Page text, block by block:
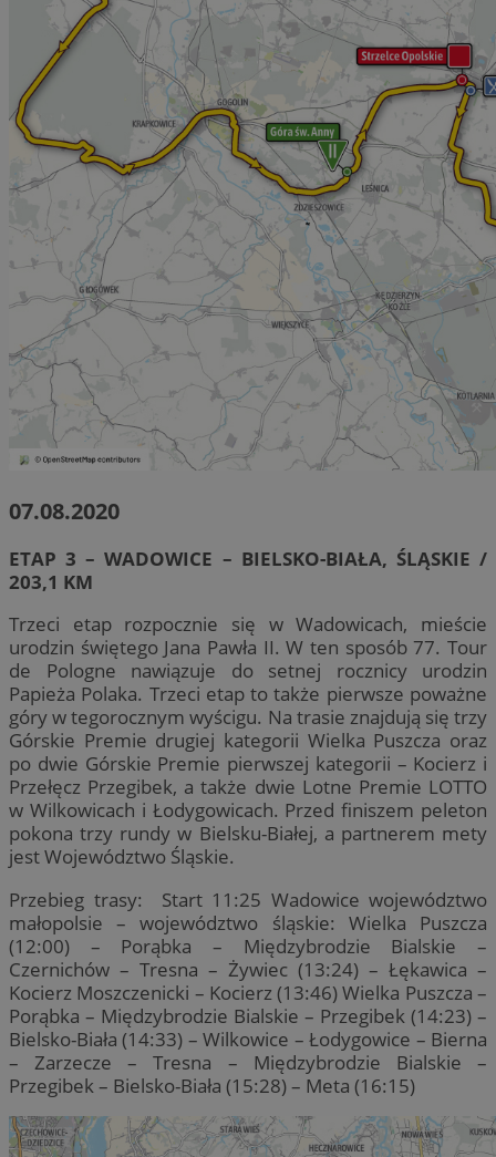
07.08.2020
ETAP 3 – WADOWICE – BIELSKO-BIAŁA, ŚLĄSKIE /
203,1 KM
Trzeci etap rozpocznie się w Wadowicach, mieście
urodzin świętego Jana Pawła II. W ten sposób 77. Tour
de Pologne nawiązuje do setnej rocznicy urodzin
Papieża Polaka. Trzeci etap to także pierwsze poważne
góry w tegorocznym wyścigu. Na trasie znajdują się trzy
Górskie Premie drugiej kategorii Wielka Puszcza oraz
po dwie Górskie Premie pierwszej kategorii – Kocierz i
Przełęcz Przegibek, a także dwie Lotne Premie LOTTO
w Wilkowicach i Łodygowicach. Przed finiszem peleton
pokona trzy rundy w Bielsku-Białej, a partnerem mety
jest Województwo Śląskie.
Przebieg trasy: Start 11:25 Wadowice województwo
małopolsie – województwo śląskie: Wielka Puszcza
(12:00) – Porąbka – Międzybrodzie Bialskie –
Czernichów – Tresna – Żywiec (13:24) – Łękawica –
Kocierz Moszczenicki – Kocierz (13:46) Wielka Puszcza –
Porąbka – Międzybrodzie Bialskie – Przegibek (14:23) –
Bielsko-Biała (14:33) – Wilkowice – Łodygowice – Bierna
– Zarzecze – Tresna – Międzybrodzie Bialskie –
Przegibek – Bielsko-Biała (15:28) – Meta (16:15)